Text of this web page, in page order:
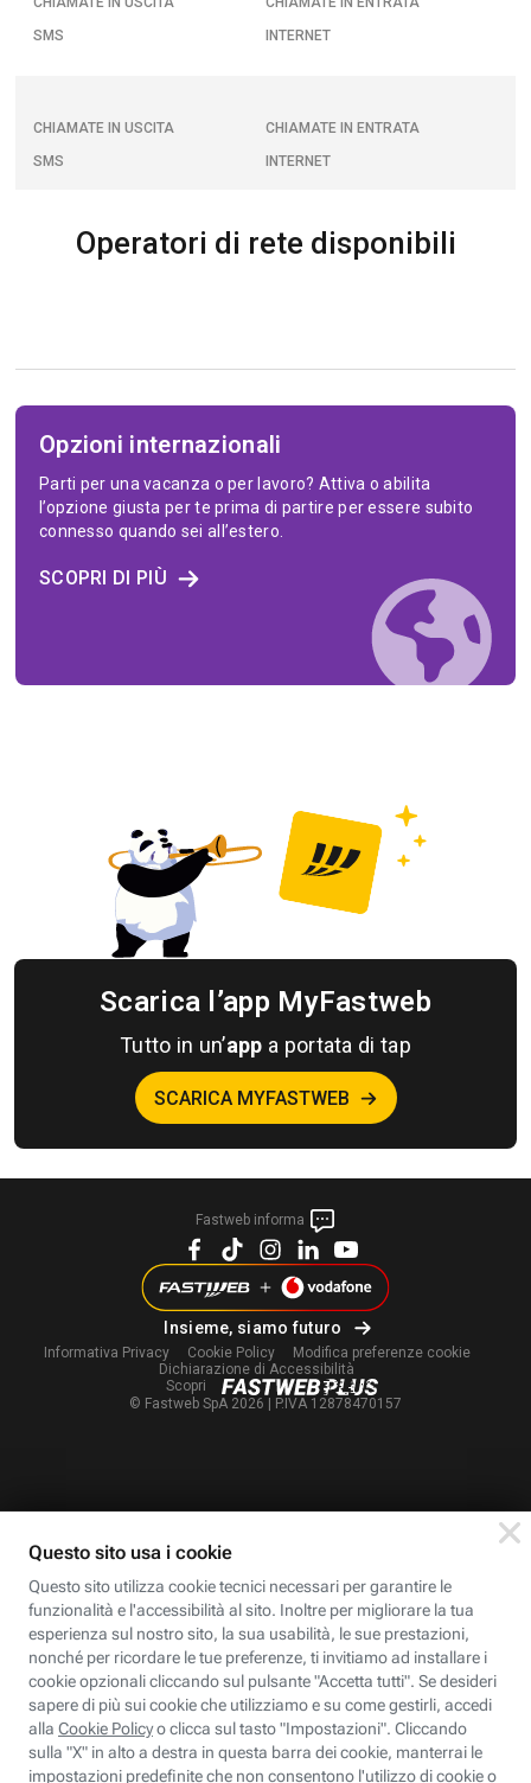
SMS
INTERNET
CHIAMATE IN USCITA
CHIAMATE IN ENTRATA
SMS
INTERNET
Operatori di rete disponibili
Opzioni internazionali
Parti per una vacanza o per lavoro? Attiva o abilita
l’opzione giusta per te prima di partire per essere subito
connesso quando sei all’estero.
SCOPRI DI PIÙ
Scarica l’app MyFastweb
Tutto in un’app a portata di tap
SCARICA MYFASTWEB
© Fastweb SpA 2026 | P.IVA 12878470157
Fastweb informa
Insieme, siamo futuro
Informativa Privacy Cookie Policy Modifica preferenze cookie
Dichiarazione di Accessibilità
Scopri